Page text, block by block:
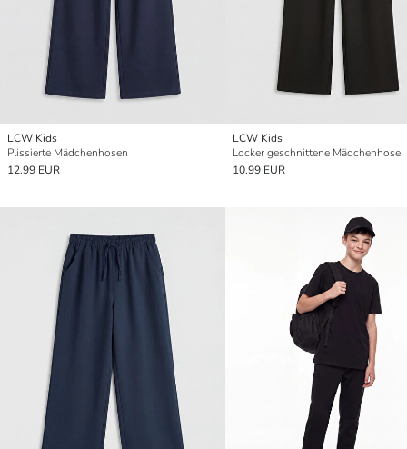
LCW Kids
Plissierte Mädchenhosen
12.99 EUR
LCW Kids
Locker geschnittene Mädchenhose
10.99 EUR